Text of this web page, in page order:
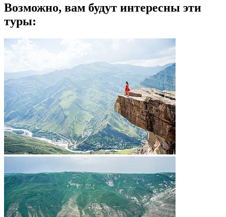
Возможно, вам будут интересны эти
туры: